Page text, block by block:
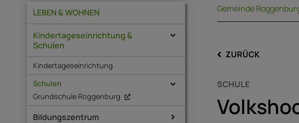
LEBEN & WOHNEN
Kindertageseinrichtung &
Schulen
Kindertageseinrichtung
Schulen
Grundschule Roggenburg
Bildungszentrum
Gemeinde
ZURÜCK
SCHULE